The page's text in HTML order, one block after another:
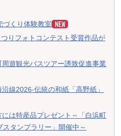
づくり体験教室
りフォトコンテスト受賞作品が
遊観光バスツアー誘致促進事業
線2026-伝統の和紙「高野紙」
は特産品プレゼント～「白浜町
タンプラリー」開催中～